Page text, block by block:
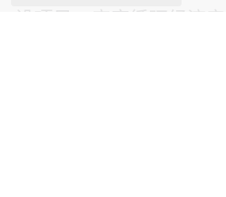
设项目、宜宾循环经济